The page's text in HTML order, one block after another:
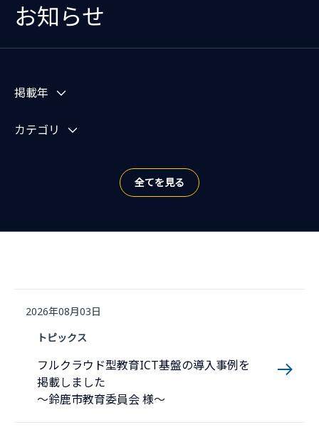
お知らせ
掲載年
カテゴリ
全てを見る
2026年08月03日
トピックス
フルクラウド型教育ICT基盤の導入事例を
掲載しました
～鈴鹿市教育委員会 様～